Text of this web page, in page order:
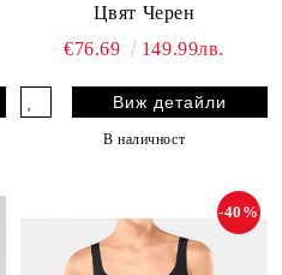
Цвят Черен
€76.69
149.99лв.
Виж детайли
В наличност
-40%